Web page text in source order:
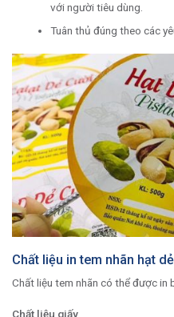
với người tiêu dùng.
Tuân thủ đúng theo các
Chất liệu in tem nhãn hạt
Chất liệu tem nhãn có thể được in
Chất liệu giấy